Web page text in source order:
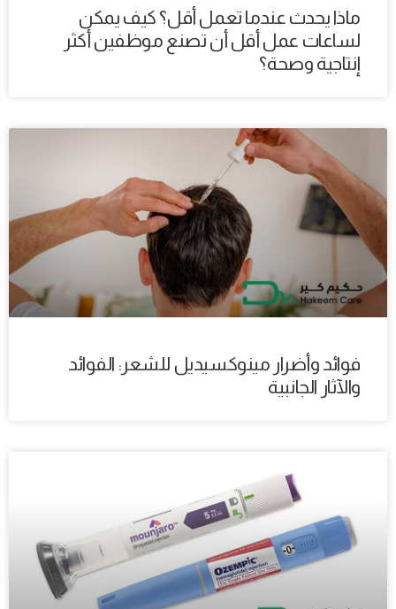
ماذا يحدث عندما تعمل أقل؟ كيف يمكن
لساعات عمل أقل أن تصنع موظفين أكثر
إنتاجية وصحة؟
فوائد وأضرار مينوكسيديل للشعر: الفوائد
والآثار الجانبية